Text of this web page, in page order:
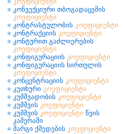
კონვექციური თბოგადაცემის
კოეფიციენტი
კონტრასტულობის კოეფიციენტი
კონტრაქციის კოეფიციენტი
კონტურით გაძლიერების
კოეფიციენტი
კონფიგურაციის კოეფიციენტი
კონფიგურაციის სირთულის
კოეფიციენტი
კონცენტრაციის კოეფიციენტი
კუთხური კოეფიციენტი
კუმშვადობის კოეფიციენტი
კუმშვის კოეფიციენტი
კუმშვის კოეფიციენტი წვის
კამერაში
მარგი ქმედების კოეფიციენტი